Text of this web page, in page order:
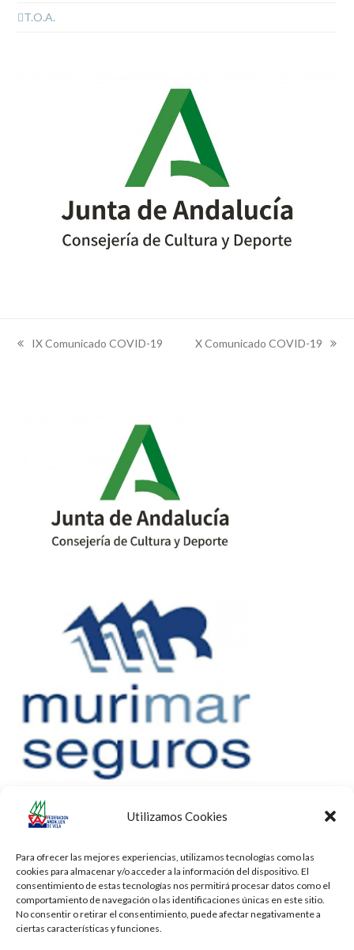
Utilizamos Cookies
Para ofrecer las mejores experiencias, utilizamos tecnologías como las
cookies para almacenar y/o acceder a la información del dispositivo. El
consentimiento de estas tecnologías nos permitirá procesar datos como el
comportamiento de navegación o las identificaciones únicas en este sitio.
No consentir o retirar el consentimiento, puede afectar negativamente a
ciertas características y funciones.
T.O.A.
previous
IX Comunicado COVID-19
next
X Comunicado COVID-19